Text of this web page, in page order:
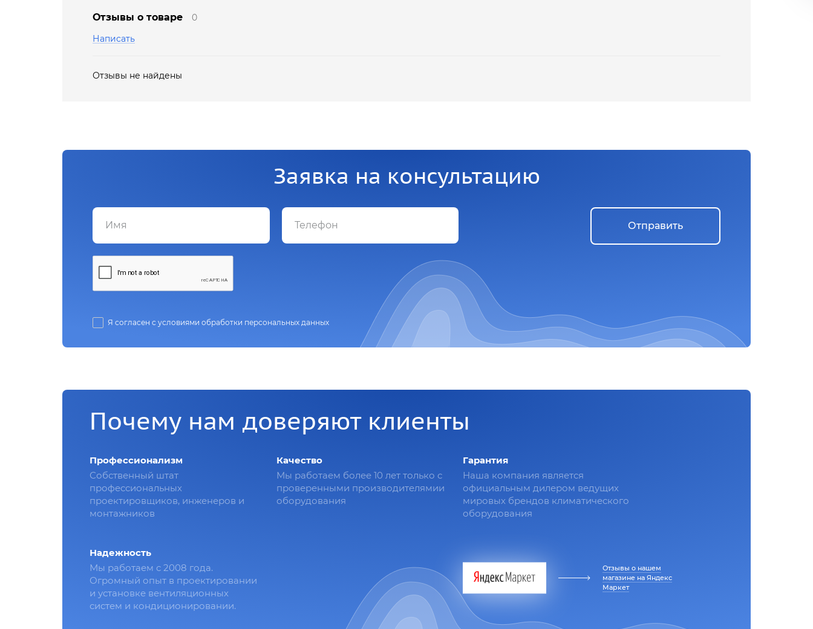
Отзывы о товаре
0
Написать
Отзывы не найдены
Заявка на консультацию
Я согласен с условиями обработки персональных данных
Отправить
Почему нам доверяют клиенты
Профессионализм
Собственный штат
профессиональных
проектировщиков, инженеров и
монтажников
Качество
Мы работаем более 10 лет только с
проверенными производителямии
оборудования
Гарантия
Наша компания является
официальным дилером ведущих
мировых брендов климатического
оборудования
Надежность
Мы работаем с 2008 года.
Огромный опыт в проектировании
и установке вентиляционных
систем и кондиционировании.
Отзывы о нашем
магазине на Яндекс
Маркет